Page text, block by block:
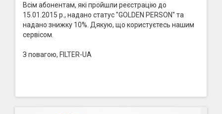
Всім абонентам, які пройшли реєстрацію до
15.01.2015 р., надано статус "GOLDEN PERSON" та
надано знижку 10%. Дякую, що користуєтесь нашим
сервісом.
З повагою, FILTER-UA